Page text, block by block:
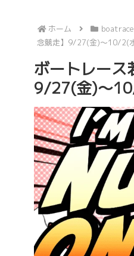
ホーム boatrace
念競走】9/27(金)～10/2(
ボートレース
9/27(金)～